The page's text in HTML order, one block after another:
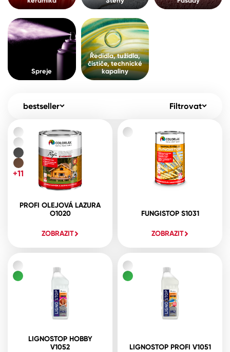
Pro akcionáře O společnosti
Kontakty
+420 800 145 555
Česko
Slovensko Polsko
Spreje
Ředidla, tužidla, čističe, technické
kapaliny
Spreje
Ředidla, tužidla,
čističe, technické
kapaliny
bestseller Filtrovat
PROFI OLEJOVÁ LAZURA
O1020
ZOBRAZIT
+11
FUNGISTOP S1031
ZOBRAZIT
LIGNOSTOP HOBBY
V1052
LIGNOSTOP PROFI V1051